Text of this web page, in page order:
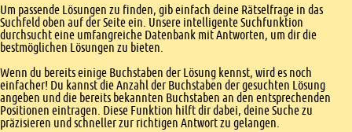
Um passende Lösungen zu finden, gib einfach deine Rätselfrage in das
Suchfeld oben auf der Seite ein. Unsere intelligente Suchfunktion
durchsucht eine umfangreiche Datenbank mit Antworten, um dir die
bestmöglichen Lösungen zu bieten.
Wenn du bereits einige Buchstaben der Lösung kennst, wird es noch
einfacher! Du kannst die Anzahl der Buchstaben der gesuchten Lösung
angeben und die bereits bekannten Buchstaben an den entsprechenden
Positionen eintragen. Diese Funktion hilft dir dabei, deine Suche zu
präzisieren und schneller zur richtigen Antwort zu gelangen.